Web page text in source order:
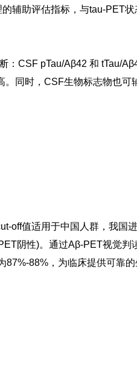
辅助评估指标，与tau-PET
CSF pTau/Aβ42 和 tTau/
同时，CSF生物标志物也可
off值适用于中国人群，我
阴性)。通过Aβ-PET视觉
88%，为临床提供可靠